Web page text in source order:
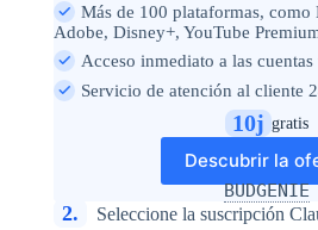
Más de 100 plataformas,
Adobe, Disney+, YouTube
Acceso inmediato a las
Servicio de atención al cliente
10j gratis
Descubrir la
BUDGENIE
2.
Seleccione la suscripción